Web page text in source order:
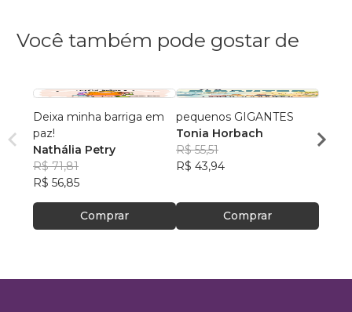
Você também pode gostar de
Deixa minha barriga em
paz!
Nathália Petry
R$ 71,81
R$ 56,85
Comprar
pequenos GIGANTES
Tonia Horbach
R$ 55,51
R$ 43,94
Comprar
Aulas